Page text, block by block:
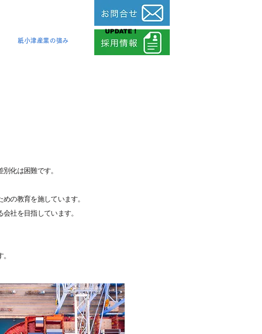
紙小津産業の強み
UPDATE !
化は困難です。
の教育を施しています。
会社を目指しています。